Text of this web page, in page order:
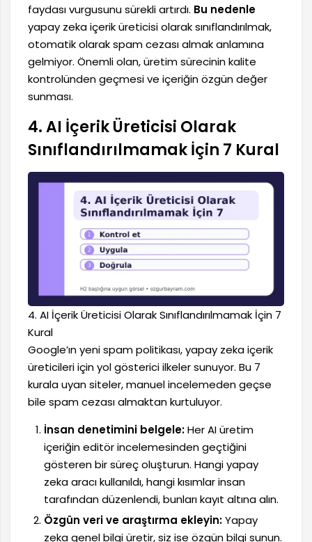
faydası vurgusunu sürekli artırdı. Bu nedenle
yapay zeka içerik üreticisi olarak sınıflandırılmak,
otomatik olarak spam cezası almak anlamına
gelmiyor. Önemli olan, üretim sürecinin kalite
kontrolünden geçmesi ve içeriğin özgün değer
sunması.
4. AI İçerik Üreticisi Olarak
Sınıflandırılmamak İçin 7 Kural
4. AI İçerik Üreticisi Olarak Sınıflandırılmamak İçin 7
Kural
Google’ın yeni spam politikası, yapay zeka içerik
üreticileri için yol gösterici ilkeler sunuyor. Bu 7
kurala uyan siteler, manuel incelemeden geçse
bile spam cezası almaktan kurtuluyor.
İnsan denetimini belgele:Her AI üretim
içeriğin editör incelemesinden geçtiğini
gösteren bir süreç oluşturun. Hangi yapay
zeka aracı kullanıldı, hangi kısımlar insan
tarafından düzenlendi, bunları kayıt altına alın.
Özgün veri ve araştırma ekleyin:Yapay
zeka genel bilgi üretir, siz ise özgün bilgi sunun.